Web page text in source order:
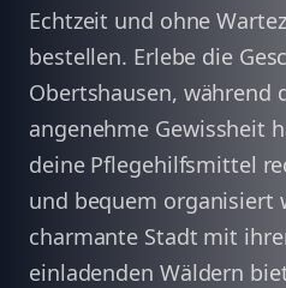
Echtzeit und ohne
bestellen. Erlebe die
Obertshausen, während
angenehme Gewissheit
deine Pflegehilfsmittel
und bequem organisiert
charmante Stadt mit
einladenden Wäldern